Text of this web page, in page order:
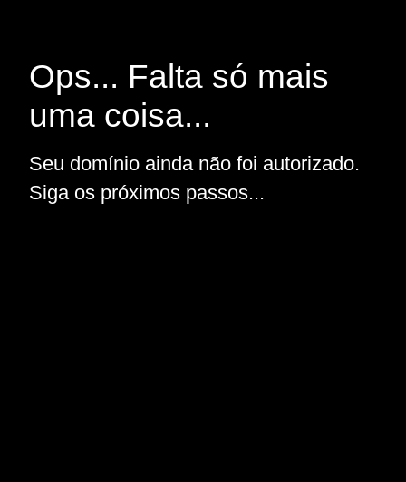
Ops... Falta só mais
uma coisa...
Seu domínio ainda não foi autorizado.
Siga os próximos passos...